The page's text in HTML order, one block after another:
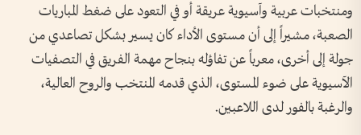
ومنتخبات عربية وآسيوية عريقة أو في التعود على ضغط المباريات
الصعبة، مشيراً إلى أن مستوى الأداء كان يسير بشكل تصاعدي من
جولة إلى أخرى، معرباً عن تفاؤله بنجاح مهمة الفريق في التصفيات
الآسيوية على ضوء المستوى، الذي قدمه المنتخب والروح العالية،
والرغبة بالفور لدى اللاعبين.